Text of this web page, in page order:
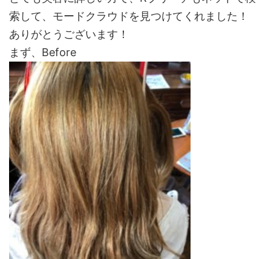
索して、モードクラウドを見つけてくれました！
ありがとうございます！
まず、Before